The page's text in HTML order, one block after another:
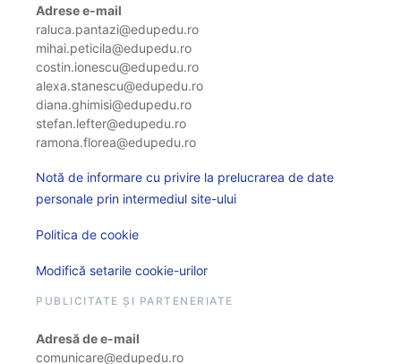
Adrese e-mail
raluca.pantazi@edupedu.ro
mihai.peticila@edupedu.ro
costin.ionescu@edupedu.ro
alexa.stanescu@edupedu.ro
diana.ghimisi@edupedu.ro
stefan.lefter@edupedu.ro
ramona.florea@edupedu.ro
Notă de informare cu privire la prelucrarea de date
personale prin intermediul site-ului
Politica de cookie
Modifică setarile cookie-urilor
PUBLICITATE ȘI PARTENERIATE
Adresă de e-mail
comunicare@edupedu.ro